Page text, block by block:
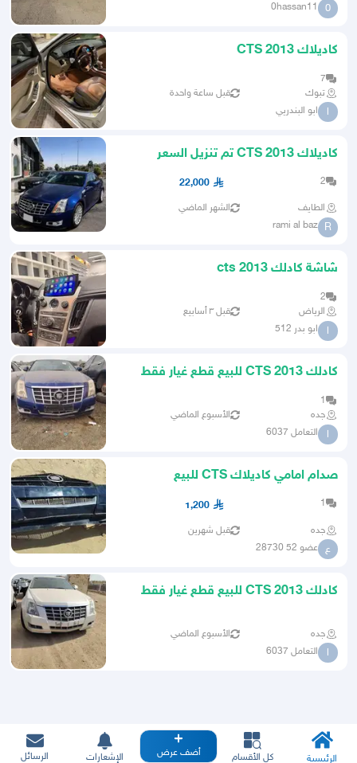
0
0hassan11
كاديلاك CTS 2013
7
تبوك
قبل ساعة واحدة
ا ابو البندريي
كاديلاك CTS 2013 تم تنزيل السعر
2
22,000
الطايف الشهر الماضي
R
rami al baz
شاشة كادلك cts 2013
2
الرياض
قبل ٣ أسابيع
ا ابو بدر 512
كادلك CTS 2013 للبيع قطع غيار فقط
1
جده
الأسبوع الماضي
ا التعامل 6037
صدام امامي كاديلاك CTS للبيع
1
1,200
جده قبل شهرين
ع عضو 52 28730
كادلك CTS 2013 للبيع قطع غيار فقط
جده الأسبوع الماضي
ا التعامل 6037
الرئيسية كل الأقسام أضف عرض الإشعارات الرسائل